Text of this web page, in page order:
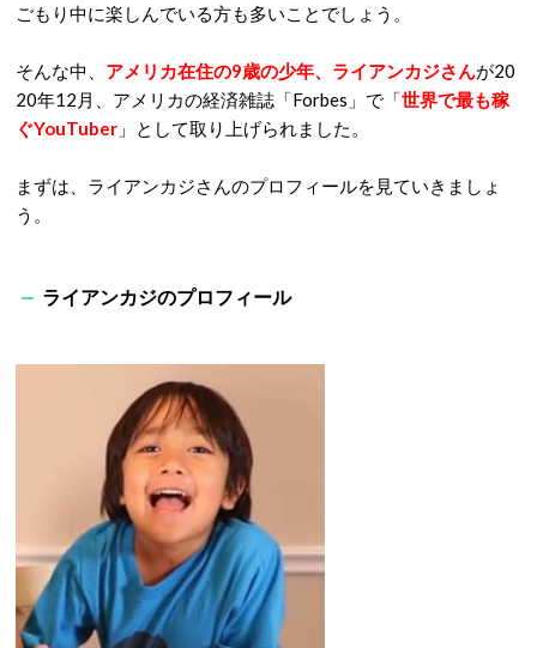
ごもり中に楽しんでいる方も多いことでしょう。
そんな中、 アメリカ在住の9歳の少年、ライアンカジさんが20
20年12月、アメリカの経済雑誌「Forbes」で「世界で最も稼
ぐYouTuber 」として取り上げられました。
まずは、ライアンカジさんのプロフィールを見ていきましょ
う。
ライアンカジのプロフィール